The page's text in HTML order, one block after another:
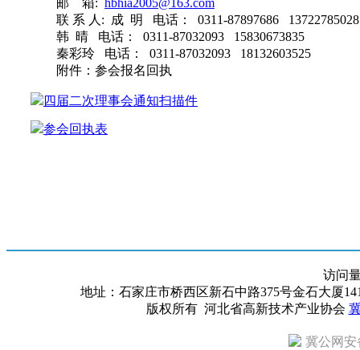
邮 箱: hbhia2005@163.com
联 系 人: 成 明 电话： 0311-87897686 13722785028
韩 晴 电话： 0311-87032093 15830673835
秦彩玲 电话： 0311-87032093 18132603525
附件：参会报名回执
四届二次理事会通知扫描件
参会回执表
访问
地址：石家庄市桥西区新石中路375号金石大厦
版权所有 河北省高新技术产业协会
冀公网安